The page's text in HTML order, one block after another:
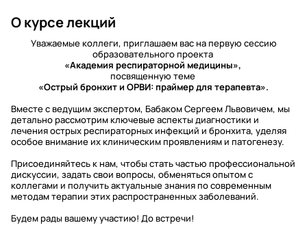
О курсе лекций
Уважаемые коллеги, приглашаем вас на первую сессию
образовательного проекта
«Академия респираторной медицины»,
посвященную теме
«Острый бронхит и ОРВИ: праймер для терапевта».
Вместе с ведущим экспертом, Бабаком Сергеем Львовичем, мы
детально рассмотрим ключевые аспекты диагностики и
лечения острых респираторных инфекций и бронхита, уделяя
особое внимание их клиническим проявлениям и патогенезу.
Присоединяйтесь к нам, чтобы стать частью профессиональной
дискуссии, задать свои вопросы, обменяться опытом с
коллегами и получить актуальные знания по современным
методам терапии этих распространенных заболеваний.
Будем рады вашему участию! До встречи!